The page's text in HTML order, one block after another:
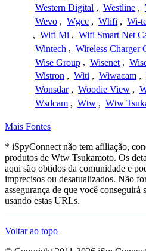
Western Digital , Westline ,
Wevo , Wgcc , Whfi , Wi-
, Wifi Mi , Wifi Smart Net
Wintech , Wireless Charger
Wise Group , Wisenet ,
Wistron , Witi , Wiwacam ,
Wonsdar , Woodie View ,
Wsdcam , Wtw , Wtw
Mais Fontes
* iSpyConnect não tem afiliação,
produtos de Wtw Tsukamoto. Os
aqui são obtidos da comunidade e
imprecisos ou desatualizados. Não
assegurança de que você conseguirá
usando estas URLs.
Voltar ao topo